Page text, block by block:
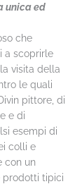
unica ed
che
a scoprirle
visita della
le quali
pittore, di
e di
esempi di
colli e
con un
prodotti tipici